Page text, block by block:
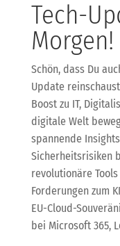
Tech-
Morgen!
Schön, dass Du
Update
Boost zu IT,
digitale Welt
spannende
Sicherheitsrisiken
revolutionäre
Forderungen zum
EU-Cloud-
bei Microsoft 365,